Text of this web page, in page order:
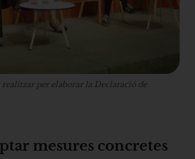
realitzar per elaborar la Declaració de
mesures concretes